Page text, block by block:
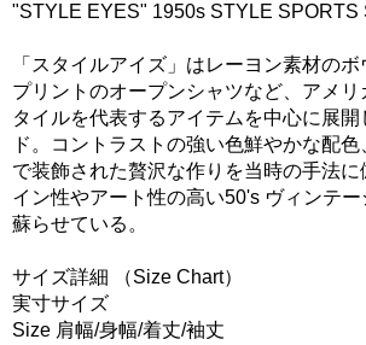
"STYLE EYES" 1950s STYLE SPORTS
「スタイルアイズ」はレーヨン素材の
プリントのオープンシャツなど、アメリ
タイルを代表するアイテムを中心に展
ド。コントラストの強い色鮮やかな配色
で装飾された贅沢な作りを当時の手法
イン性やアート性の高い50's ヴィンテ
蘇らせている。
サイズ詳細 （Size Chart）
実寸サイズ
Size 肩幅/身幅/着丈/袖丈